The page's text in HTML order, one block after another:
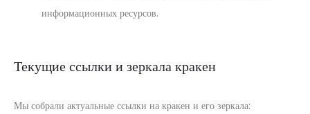
информационных ресурсов.
Текущие ссылки и зеркала кракен
Мы собрали актуальные ссылки на кракен и его зеркала: